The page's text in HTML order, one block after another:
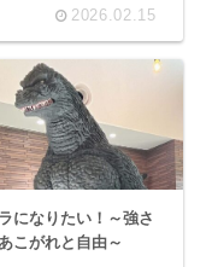
2026.02.15
になりたい！～強さ
こがれと自由～